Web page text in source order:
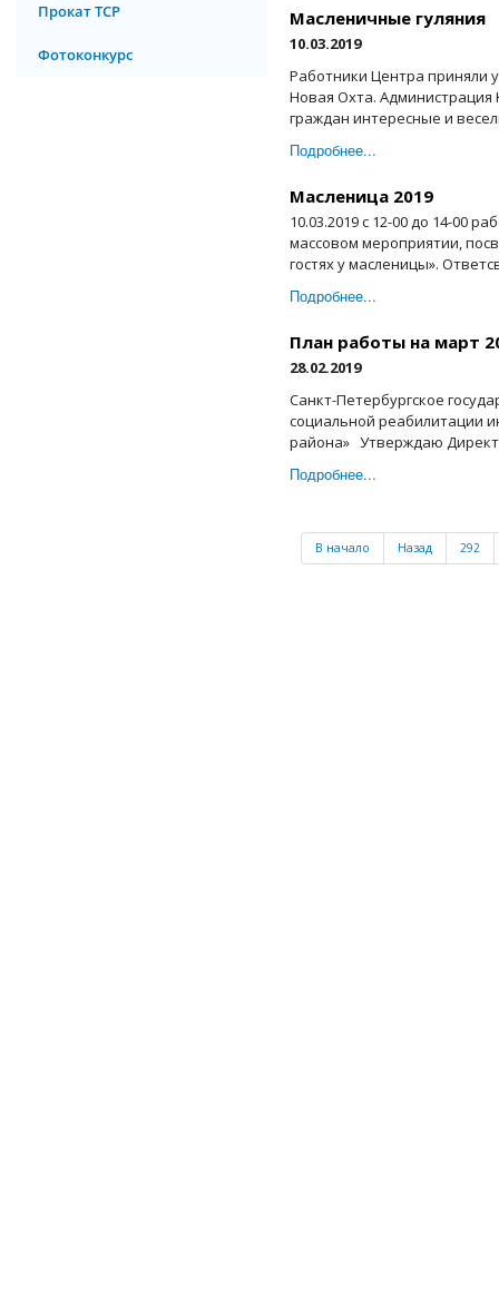
Прокат ТСР
Фотоконкурс
Масленичные гуляния
10.03.2019
Работники Центра приняли
Новая Охта. Администрация
граждан интересные и
Подробнее...
Масленица 2019
10.03.2019 с 12-00 до 14-00
массовом мероприятии,
гостях у масленицы».
Подробнее...
План работы на март
28.02.2019
Санкт-Петербургское
социальной реабилитации
района» Утверждаю
Подробнее...
В начало Назад 292